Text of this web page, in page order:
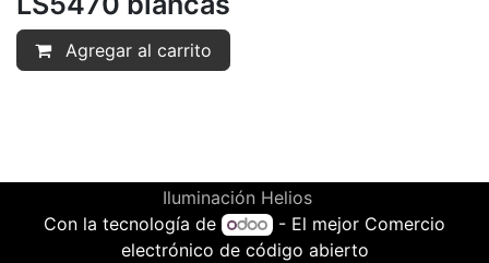
Agregar al carrito
Iluminación Helios
Con la tecnología de
- El mejor Comercio
electrónico de código abierto